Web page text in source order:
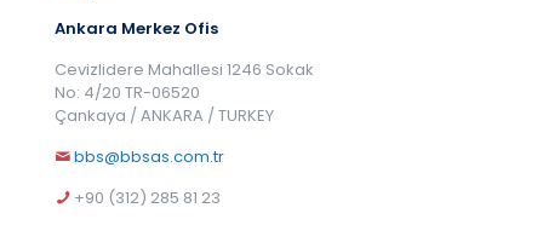
Ankara Merkez Ofis
Cevizlidere Mahallesi 1246 Sokak
No: 4/20 TR-06520
Çankaya / ANKARA / TURKEY
bbs@bbsas.com.tr
+90 (312) 285 81 23